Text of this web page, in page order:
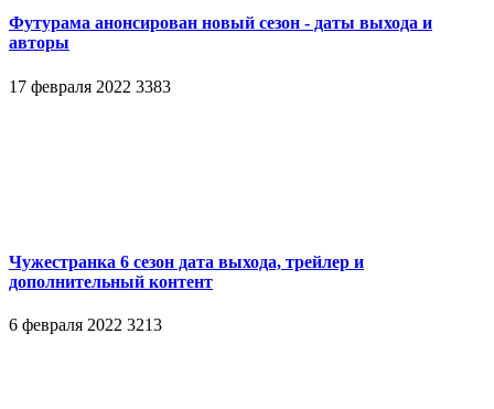
Футурама анонсирован новый сезон - даты выхода и
авторы
17 февраля 2022 3383
Чужестранка 6 сезон дата выхода, трейлер и
дополнительный контент
6 февраля 2022 3213